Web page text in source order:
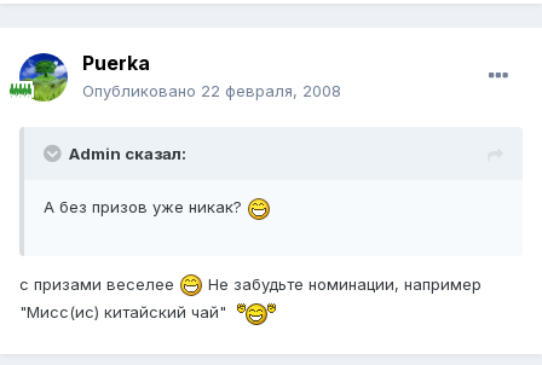
Puerka
Опубликовано 22 февраля, 2008
Admin сказал:
А без призов уже никак?
с призами веселее
Не забудьте номинации, например
"Мисс(ис) китайский чай"